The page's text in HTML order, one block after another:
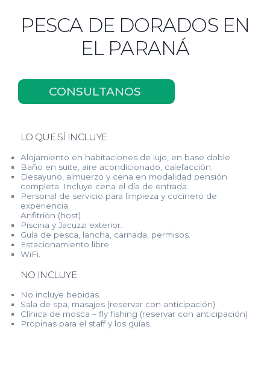
PESCA DE DORADOS EN
EL PARANÁ
CONSULTANOS
LO QUE SÍ INCLUYE
Alojamiento en habitaciones de lujo, en base doble.
Baño en suite, aire acondicionado, calefacción.
Desayuno, almuerzo y cena en modalidad pensión
completa. Incluye cena el día de entrada.
Personal de servicio para limpieza y cocinero de
experiencia.
Anfitrión (host).
Piscina y Jacuzzi exterior.
Guía de pesca, lancha, carnada, permisos.
Estacionamiento libre.
WiFi.
NO INCLUYE
No incluye bebidas.
Sala de spa, masajes (reservar con anticipación)
Clínica de mosca – fly fishing (reservar con anticipación)
Propinas para el staff y los guías.